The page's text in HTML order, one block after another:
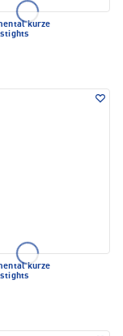
kurze
kurze